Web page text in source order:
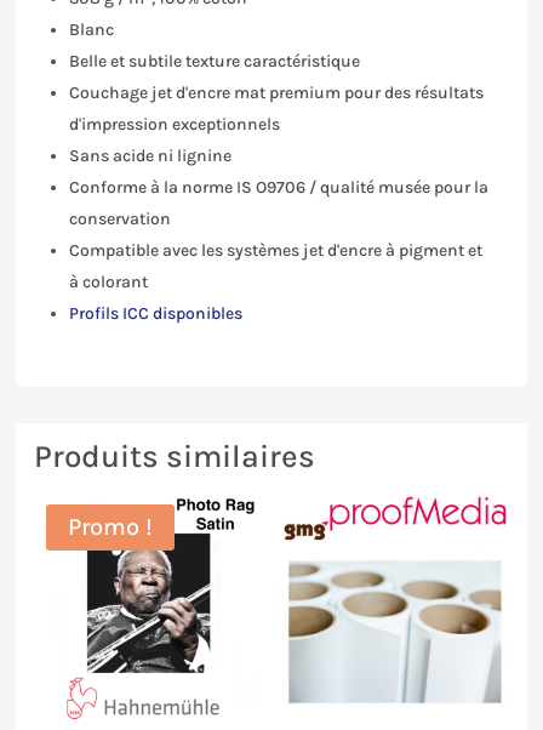
Blanc
Belle et subtile texture caractéristique
Couchage jet d'encre mat premium pour des résultats
d'impression exceptionnels
Sans acide ni lignine
Conforme à la norme IS O9706 / qualité musée pour la
conservation
Compatible avec les systèmes jet d'encre à pigment et
à colorant
Profils ICC disponibles
Produits similaires
Promo !